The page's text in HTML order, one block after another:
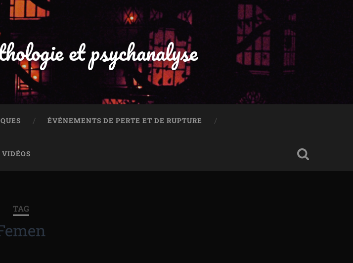
et psychanalyse
ÉVÉNEMENTS DE PERTE ET DE RUPTURE
VIDÉOS
TAG